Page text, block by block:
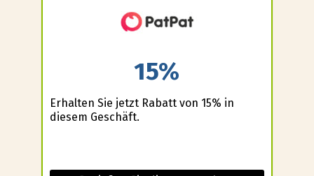
15%
Erhalten Sie jetzt Rabatt von 15% in
diesem Geschäft.